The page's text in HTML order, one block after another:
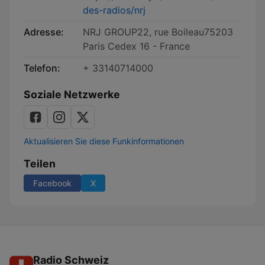
des-radios/nrj
Adresse:
NRJ GROUP22, rue Boileau75203
Paris Cedex 16 - France
Telefon:
+ 33140714000
Soziale Netzwerke
Aktualisieren Sie diese Funkinformationen
Teilen
Facebook X
Radio Schweiz